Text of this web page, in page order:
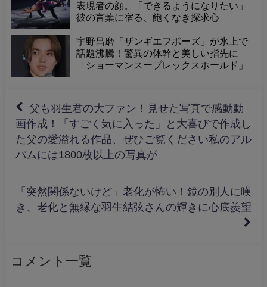
表現者の顔。「できるようになりたい」
彼の言葉に宿る、飽くなき探求心
宇野昌磨「ザンギエフポーズ」が氷上で
話題沸騰！驚異の体幹と美しい指先に
「ショーマンスープレックスホールド」
父も羽生君の大ファン！見せた写真で感動動
画作成！「すごく気に入った」と大喜びで作成し
た父の愛溢れる作品、ぜひご覧ください私のアル
バムには1800枚以上の写真が
「突然関係ないけど」老化が怖い！鏡の別人に嘆
き、老化と無縁な羽生結弦さんの輝きに心底羨望
コメント一覧